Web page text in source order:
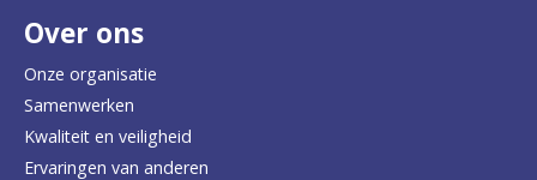
t
e
r
u
Over ons
Onze organisatie
Samenwerken
Kwaliteit en veiligheid
Ervaringen van anderen